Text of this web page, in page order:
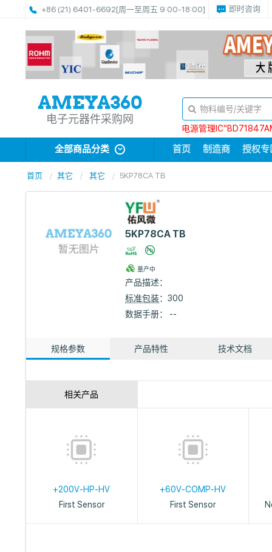
+86 (21) 6401-6692[周一至周五 9:00-18:00] 即时咨询
电子元器件采购网
电源管理
全部商品分类 首页 制造商 授权专
首页 其它 其它 5KP78CA TB
5KP78CA TB
量产中
产品描述：
标准包装：300
数据手册： --
规格参数 产品特性 技术文档
相关产品
+200V-HP-HV
First Sensor
+60V-COMP-HV
First Sensor